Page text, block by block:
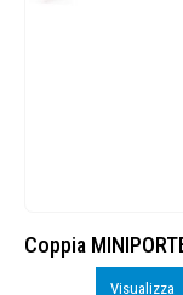
Visualizza